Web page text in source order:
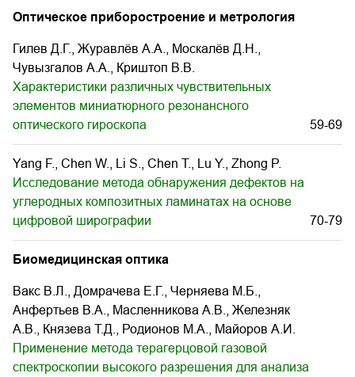
Оптическое приборостроение и метрология
Гилев Д.Г., Журавлёв А.А., Москалёв Д.Н.,
Чувызгалов А.А., Криштоп В.В.
Характеристики различных чувствительных
элементов миниатюрного резонансного
оптического гироскопа
59-69
Yang F., Chen W., Li S., Chen T., Lu Y., Zhong P.
Исследование метода обнаружения дефектов на
углеродных композитных ламинатах на основе
цифровой ширографии
70-79
Биомедицинская оптика
Вакс В.Л., Домрачева Е.Г., Черняева М.Б.,
Анфертьев В.А., Масленникова А.В., Железняк
А.В., Князева Т.Д., Родионов М.А., Майоров А.И.
Применение метода терагерцовой газовой
спектроскопии высокого разрешения для анализа